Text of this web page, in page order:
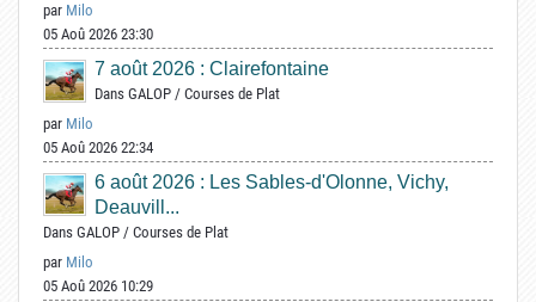
par Milo
05 Aoû 2026 23:30
7 août 2026 : Clairefontaine
Dans GALOP / Courses de Plat
par Milo
05 Aoû 2026 22:34
6 août 2026 : Les Sables-d'Olonne, Vichy,
Deauvill...
Dans GALOP / Courses de Plat
par Milo
05 Aoû 2026 10:29